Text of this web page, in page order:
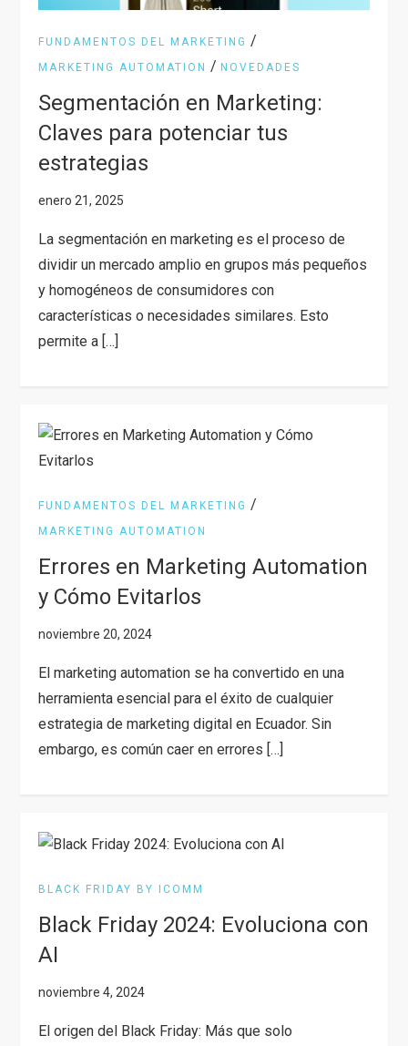
FUNDAMENTOS DEL MARKETING /
MARKETING AUTOMATION / NOVEDADES
Segmentación en Marketing:
Claves para potenciar tus
estrategias
La segmentación en marketing es el proceso de
dividir un mercado amplio en grupos más pequeños
y homogéneos de consumidores con
características o necesidades similares. Esto
permite a […]
FUNDAMENTOS DEL MARKETING /
MARKETING AUTOMATION
Errores en Marketing Automation
y Cómo Evitarlos
El marketing automation se ha convertido en una
herramienta esencial para el éxito de cualquier
estrategia de marketing digital en Ecuador. Sin
embargo, es común caer en errores […]
BLACK FRIDAY BY ICOMM
Black Friday 2024: Evoluciona con
AI
El origen del Black Friday: Más que solo